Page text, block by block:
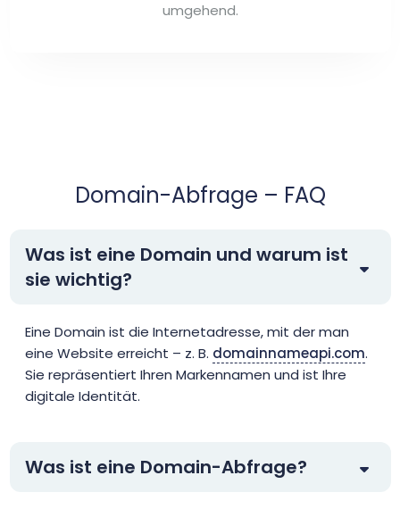
umgehend.
Domain-Abfrage – FAQ
Was ist eine Domain und warum ist
sie wichtig?
Eine Domain ist die Internetadresse, mit der man
eine Website erreicht – z. B. domainnameapi.com.
Sie repräsentiert Ihren Markennamen und ist Ihre
digitale Identität.
Was ist eine Domain-Abfrage?